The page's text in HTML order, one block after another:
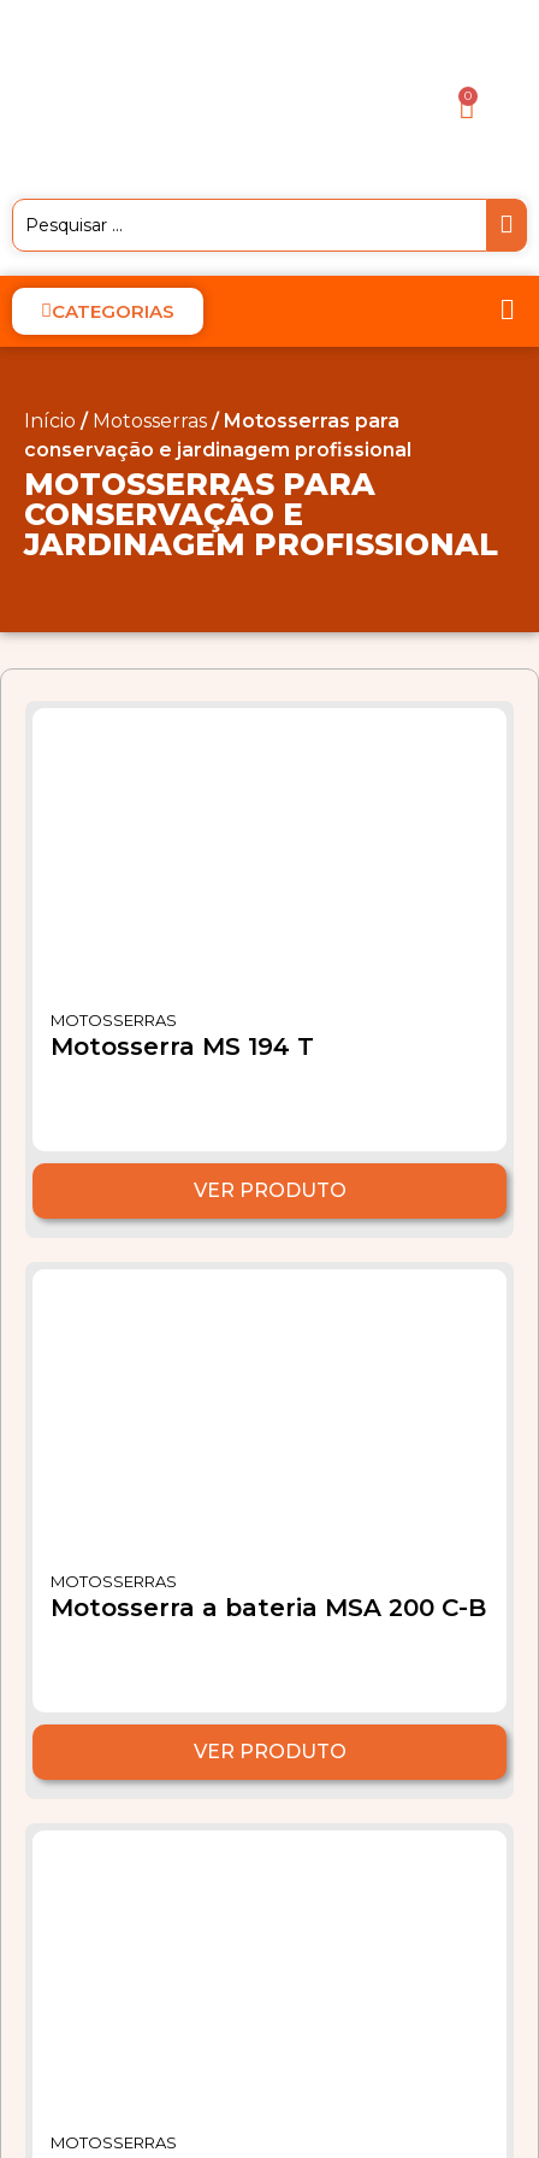
0
CATEGORIAS
Início / Motosserras / Motosserras para
conservação e jardinagem profissional
MOTOSSERRAS PARA
CONSERVAÇÃO E
JARDINAGEM PROFISSIONAL
MOTOSSERRAS
Motosserra MS 194 T
VER PRODUTO
MOTOSSERRAS
Motosserra a bateria MSA 200 C-B
VER PRODUTO
MOTOSSERRAS